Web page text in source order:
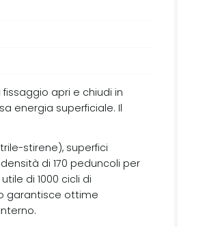
apri e chiudi in
energia superficiale. Il
stirene), superfici
di 170 peduncoli per
di 1000 cicli di
garantisce ottime